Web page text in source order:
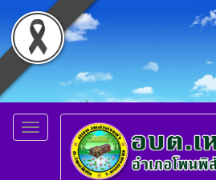
Toggle
navigation